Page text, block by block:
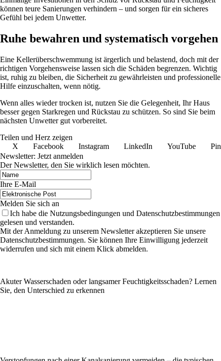
können teure Sanierungen verhindern – und sorgen für ein sicheres
Gefühl bei jedem Unwetter.
Ruhe bewahren und systematisch vorgehen
Eine Kellerüberschwemmung ist ärgerlich und belastend, doch mit der
richtigen Vorgehensweise lassen sich die Schäden begrenzen. Wichtig
ist, ruhig zu bleiben, die Sicherheit zu gewährleisten und professionelle
Hilfe einzuschalten, wenn nötig.
Wenn alles wieder trocken ist, nutzen Sie die Gelegenheit, Ihr Haus
besser gegen Starkregen und Rückstau zu schützen. So sind Sie beim
nächsten Unwetter gut vorbereitet.
Teilen und Herz zeigen
X
Facebook Instagram LinkedIn YouTube
Newsletter: Jetzt anmelden
Der Newsletter, den Sie wirklich lesen möchten.
Ihre E-Mail
Melden Sie sich an
Ich habe die Nutzungsbedingungen und Datenschutzbestimmungen
gelesen und verstanden.
Mit der Anmeldung zu unserem Newsletter akzeptieren Sie unsere
Datenschutzbestimmungen. Sie können Ihre Einwilligung jederzeit
widerrufen und sich mit einem Klick abmelden.
Akuter Wasserschaden oder langsamer Feuchtigkeitsschaden? Lernen
Sie, den Unterschied zu erkennen